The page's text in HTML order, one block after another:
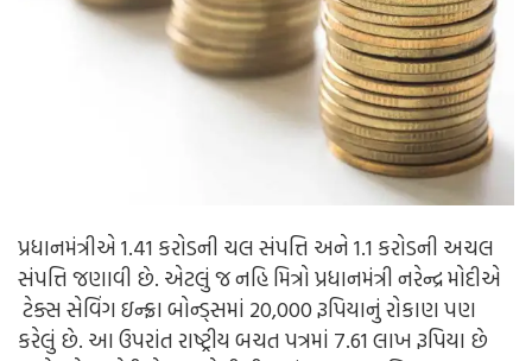
પ્રધાનમંત્રીએ 1.41 કરોડની ચલ સંપત્તિ અને 1.1 કરોડની અચલ
સંપત્તિ જણાવી છે. એટલું જ નહિ મિત્રો પ્રધાનમંત્રી નરેન્દ્ર મોદીએ
ટેક્સ સેવિંગ ઇન્ફ્રા બોન્ડ્સમાં 20,000 રૂપિયાનું રોકાણ પણ
કરેલું છે. આ ઉપરાંત રાષ્ટ્રીય બચત પત્રમાં 7.61 લાખ રૂપિયા છે